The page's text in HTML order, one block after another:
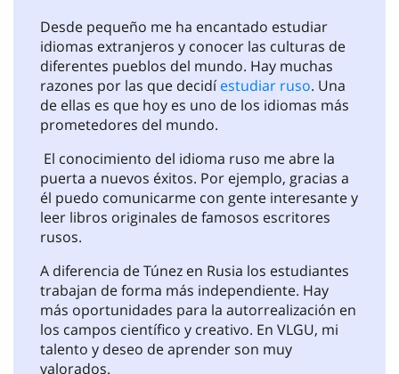
Desde pequeño me ha encantado estudiar
idiomas extranjeros y conocer las culturas de
diferentes pueblos del mundo. Hay muchas
razones por las que decidí estudiar ruso. Una
de ellas es que hoy es uno de los idiomas más
prometedores del mundo.
El conocimiento del idioma ruso me abre la
puerta a nuevos éxitos. Por ejemplo, gracias a
él puedo comunicarme con gente interesante y
leer libros originales de famosos escritores
rusos.
A diferencia de Túnez en Rusia los estudiantes
trabajan de forma más independiente. Hay
más oportunidades para la autorrealización en
los campos científico y creativo. En VLGU, mi
talento y deseo de aprender son muy
valorados.